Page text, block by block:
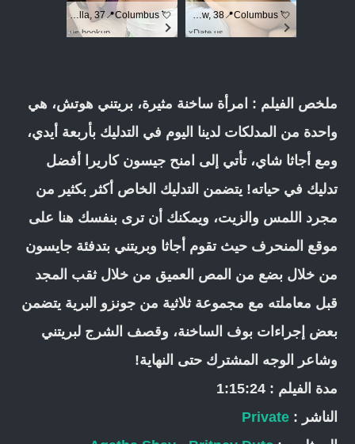
xDate.us
💘 Isabella, 37📍Columbus
us.hookup
ملخص الفيلم : امرأة ساخنة مثيرة، بريتني هوتش، هي
واحدة من المدلكات لدينا اليوم في التدليك بأربعة أيدي،
ومع أجاثا شاي، تأتي إلى امنح جيسون كاريرا أفضل
تدليك في حياته! يتضمن التدليك الخاص أكثر بكثير من
مجرد اللمس والزيت، ويمكنك أن ترى بنفسك هنا على
موقع المنحرف حيث تقوم أجاثا وبريتني بتدفئة جايسون
من خلال بضع من المص العميق من خلال ثقب المجد
قبل معاملته مع مجموعة ثلاثية من جونزو البرية يتضمن
بعض إجراءات بوف الساخنة، وقصف الشرج لبريتني
وشاعر الوجه المشترك حتى النهاية!
مدة الفيلم : 1:15:24
الناشر : Private